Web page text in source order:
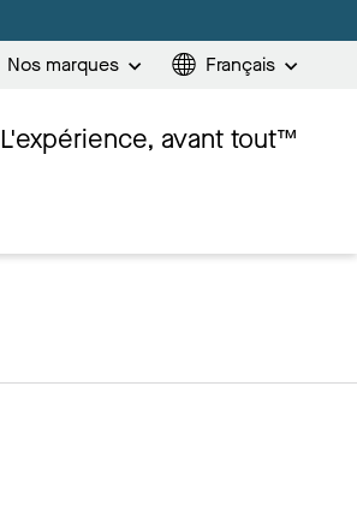
Nos marques Français
L'expérience, avant tout™